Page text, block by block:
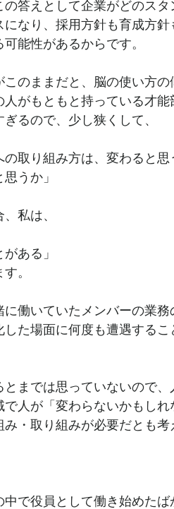
の答えとして企業がどのス
になり、採用方針も育成方
能性があるからです。
このままだと、脳の使い方
人がもともと持っている才
ぎるので、少し狭くして、
の取り組み方は、変わると思
うか」
私は、
がある」
ます。
に働いていたメンバーの業
した場面に何度も遭遇する
とまでは思っていないので、
で人が「変わらないかもしれ
み・取り組みが必要だとも考
中で役員として働き始めたば